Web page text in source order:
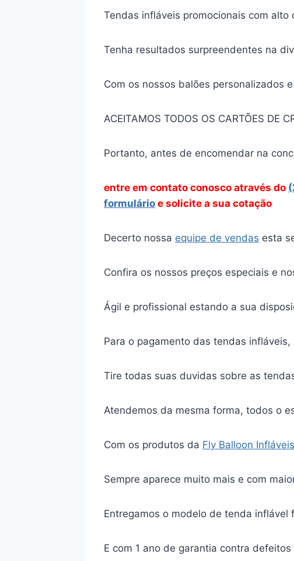
Tendas infláveis promocionais com alto
Tenha resultados surpreendentes na
Com os nossos balões personalizados
ACEITAMOS TODOS OS CARTÕES DE
Portanto, antes de encomendar na
entre em contato conosco através do
formulário e solicite a sua cotação
Decerto nossa equipe de vendas esta
Confira os nossos preços especiais e
Ágil e profissional estando a sua
Para o pagamento das tendas
Tire todas suas duvidas sobre as
Atendemos da mesma forma, todos o
Com os produtos da Fly Balloon
Sempre aparece muito mais e com
Entregamos o modelo de tenda
E com 1 ano de garantia contra